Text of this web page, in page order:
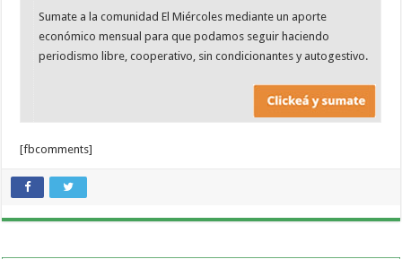
Sumate a la comunidad El Miércoles mediante un aporte
económico mensual para que podamos seguir haciendo
periodismo libre, cooperativo, sin condicionantes y autogestivo.
[fbcomments]